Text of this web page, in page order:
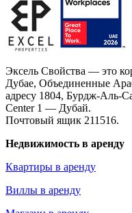
Эксель Свойства — это
Дубае, Объединенные
адресу 1804, Бурдж-Аль-
Center 1 — Дубай.
Почтовый ящик 211516.
Недвижимость в аренду
Квартиры в аренду
Виллы в аренду